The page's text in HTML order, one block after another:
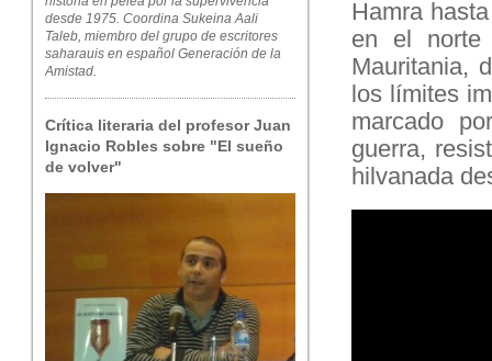
desde 1975. Coordina Sukeina Aali
Taleb, miembro del grupo de escritores
saharauis en español Generación de la
Amistad.
Crítica literaria del profesor Juan
Ignacio Robles sobre "El sueño
de volver"
Hamra
en el norte
Mauritania,
los límites
marcado
guerra,
hilvanada